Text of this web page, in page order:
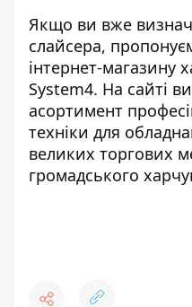
Якщо ви вже
слайсера,
інтернет-магазину
System4. На сайті
асортимент
техніки для
великих торгових
громадського